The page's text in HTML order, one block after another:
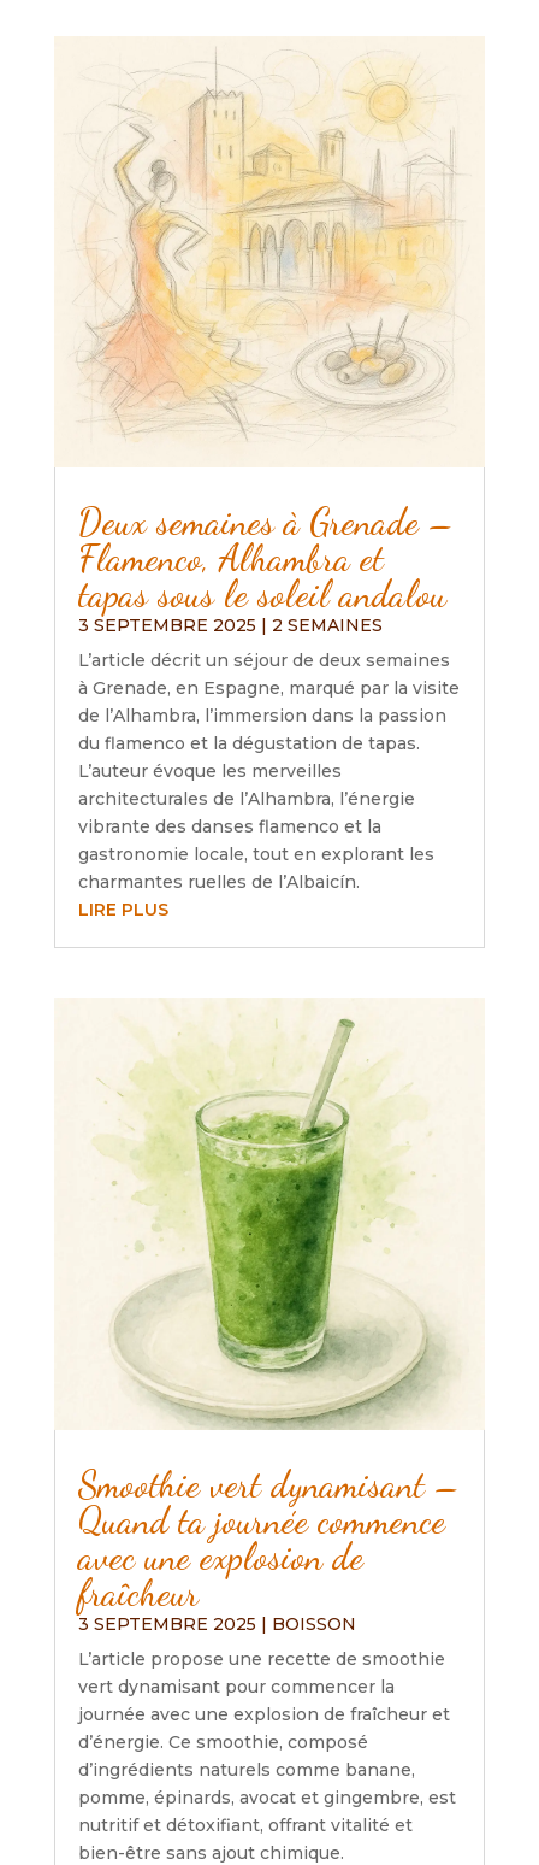
Deux semaines à Grenade –
Flamenco, Alhambra et
tapas sous le soleil andalou
3 SEPTEMBRE 2025 | 2 SEMAINES
L’article décrit un séjour de deux semaines
à Grenade, en Espagne, marqué par la visite
de l’Alhambra, l’immersion dans la passion
du flamenco et la dégustation de tapas.
L’auteur évoque les merveilles
architecturales de l’Alhambra, l’énergie
vibrante des danses flamenco et la
gastronomie locale, tout en explorant les
charmantes ruelles de l’Albaicín.
LIRE PLUS
Smoothie vert dynamisant –
Quand ta journée commence
avec une explosion de
fraîcheur
3 SEPTEMBRE 2025 | BOISSON
L’article propose une recette de smoothie
vert dynamisant pour commencer la
journée avec une explosion de fraîcheur et
d’énergie. Ce smoothie, composé
d’ingrédients naturels comme banane,
pomme, épinards, avocat et gingembre, est
nutritif et détoxifiant, offrant vitalité et
bien-être sans ajout chimique.